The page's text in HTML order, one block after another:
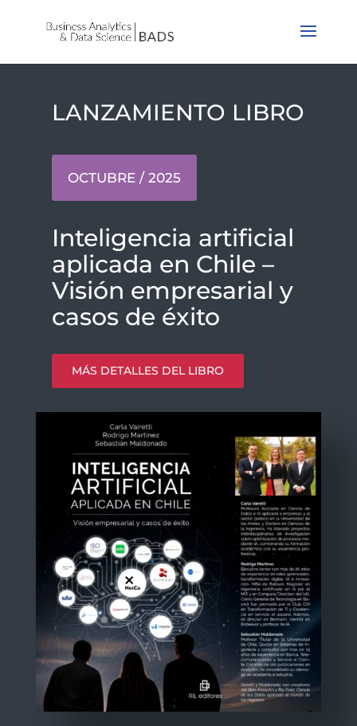
LANZAMIENTO LIBRO
OCTUBRE / 2025
Inteligencia artificial
aplicada en Chile –
Visión empresarial y
casos de éxito
MÁS DETALLES DEL LIBRO